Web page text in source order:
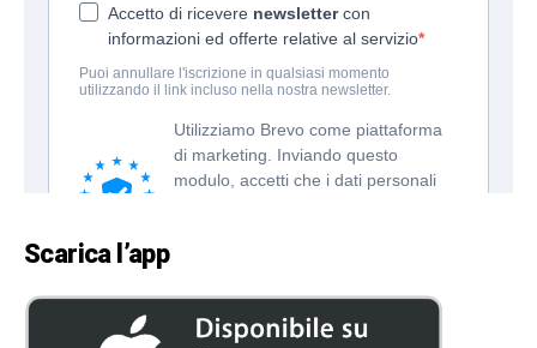
Scarica l’app